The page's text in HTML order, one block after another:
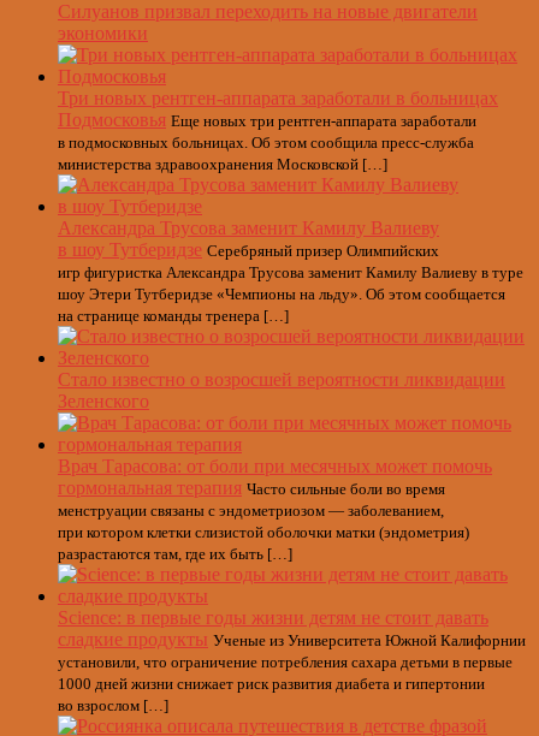
Силуанов призвал переходить на новые двигатели
экономики
Три новых рентген-аппарата заработали в больницах
Подмосковья Еще новых три рентген-аппарата заработали
в подмосковных больницах. Об этом сообщила пресс-служба
министерства здравоохранения Московской […]
Александра Трусова заменит Камилу Валиеву
в шоу Тутберидзе Серебряный призер Олимпийских
игр фигуристка Александра Трусова заменит Камилу Валиеву в туре
шоу Этери Тутберидзе «Чемпионы на льду». Об этом сообщается
на странице команды тренера […]
Стало известно о возросшей вероятности ликвидации
Зеленского
Врач Тарасова: от боли при месячных может помочь
гормональная терапия Часто сильные боли во время
менструации связаны с эндометриозом — заболеванием,
при котором клетки слизистой оболочки матки (эндометрия)
разрастаются там, где их быть […]
Science: в первые годы жизни детям не стоит давать
сладкие продукты Ученые из Университета Южной Калифорнии
установили, что ограничение потребления сахара детьми в первые
1000 дней жизни снижает риск развития диабета и гипертонии
во взрослом […]